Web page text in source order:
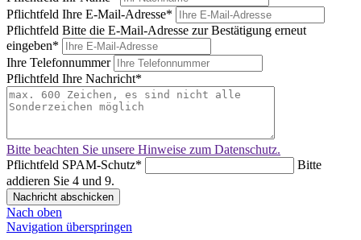
Pflichtfeld Ihre E-Mail-Adresse*
Pflichtfeld Bitte die E-Mail-Adresse zur Bestätigung erneut
eingeben*
Ihre Telefonnummer
Pflichtfeld Ihre Nachricht*
Bitte beachten Sie unsere Hinweise zum Datenschutz.
Pflichtfeld SPAM-Schutz*
Bitte
addieren Sie 4 und 9.
Nachricht abschicken
Nach oben
Navigation überspringen